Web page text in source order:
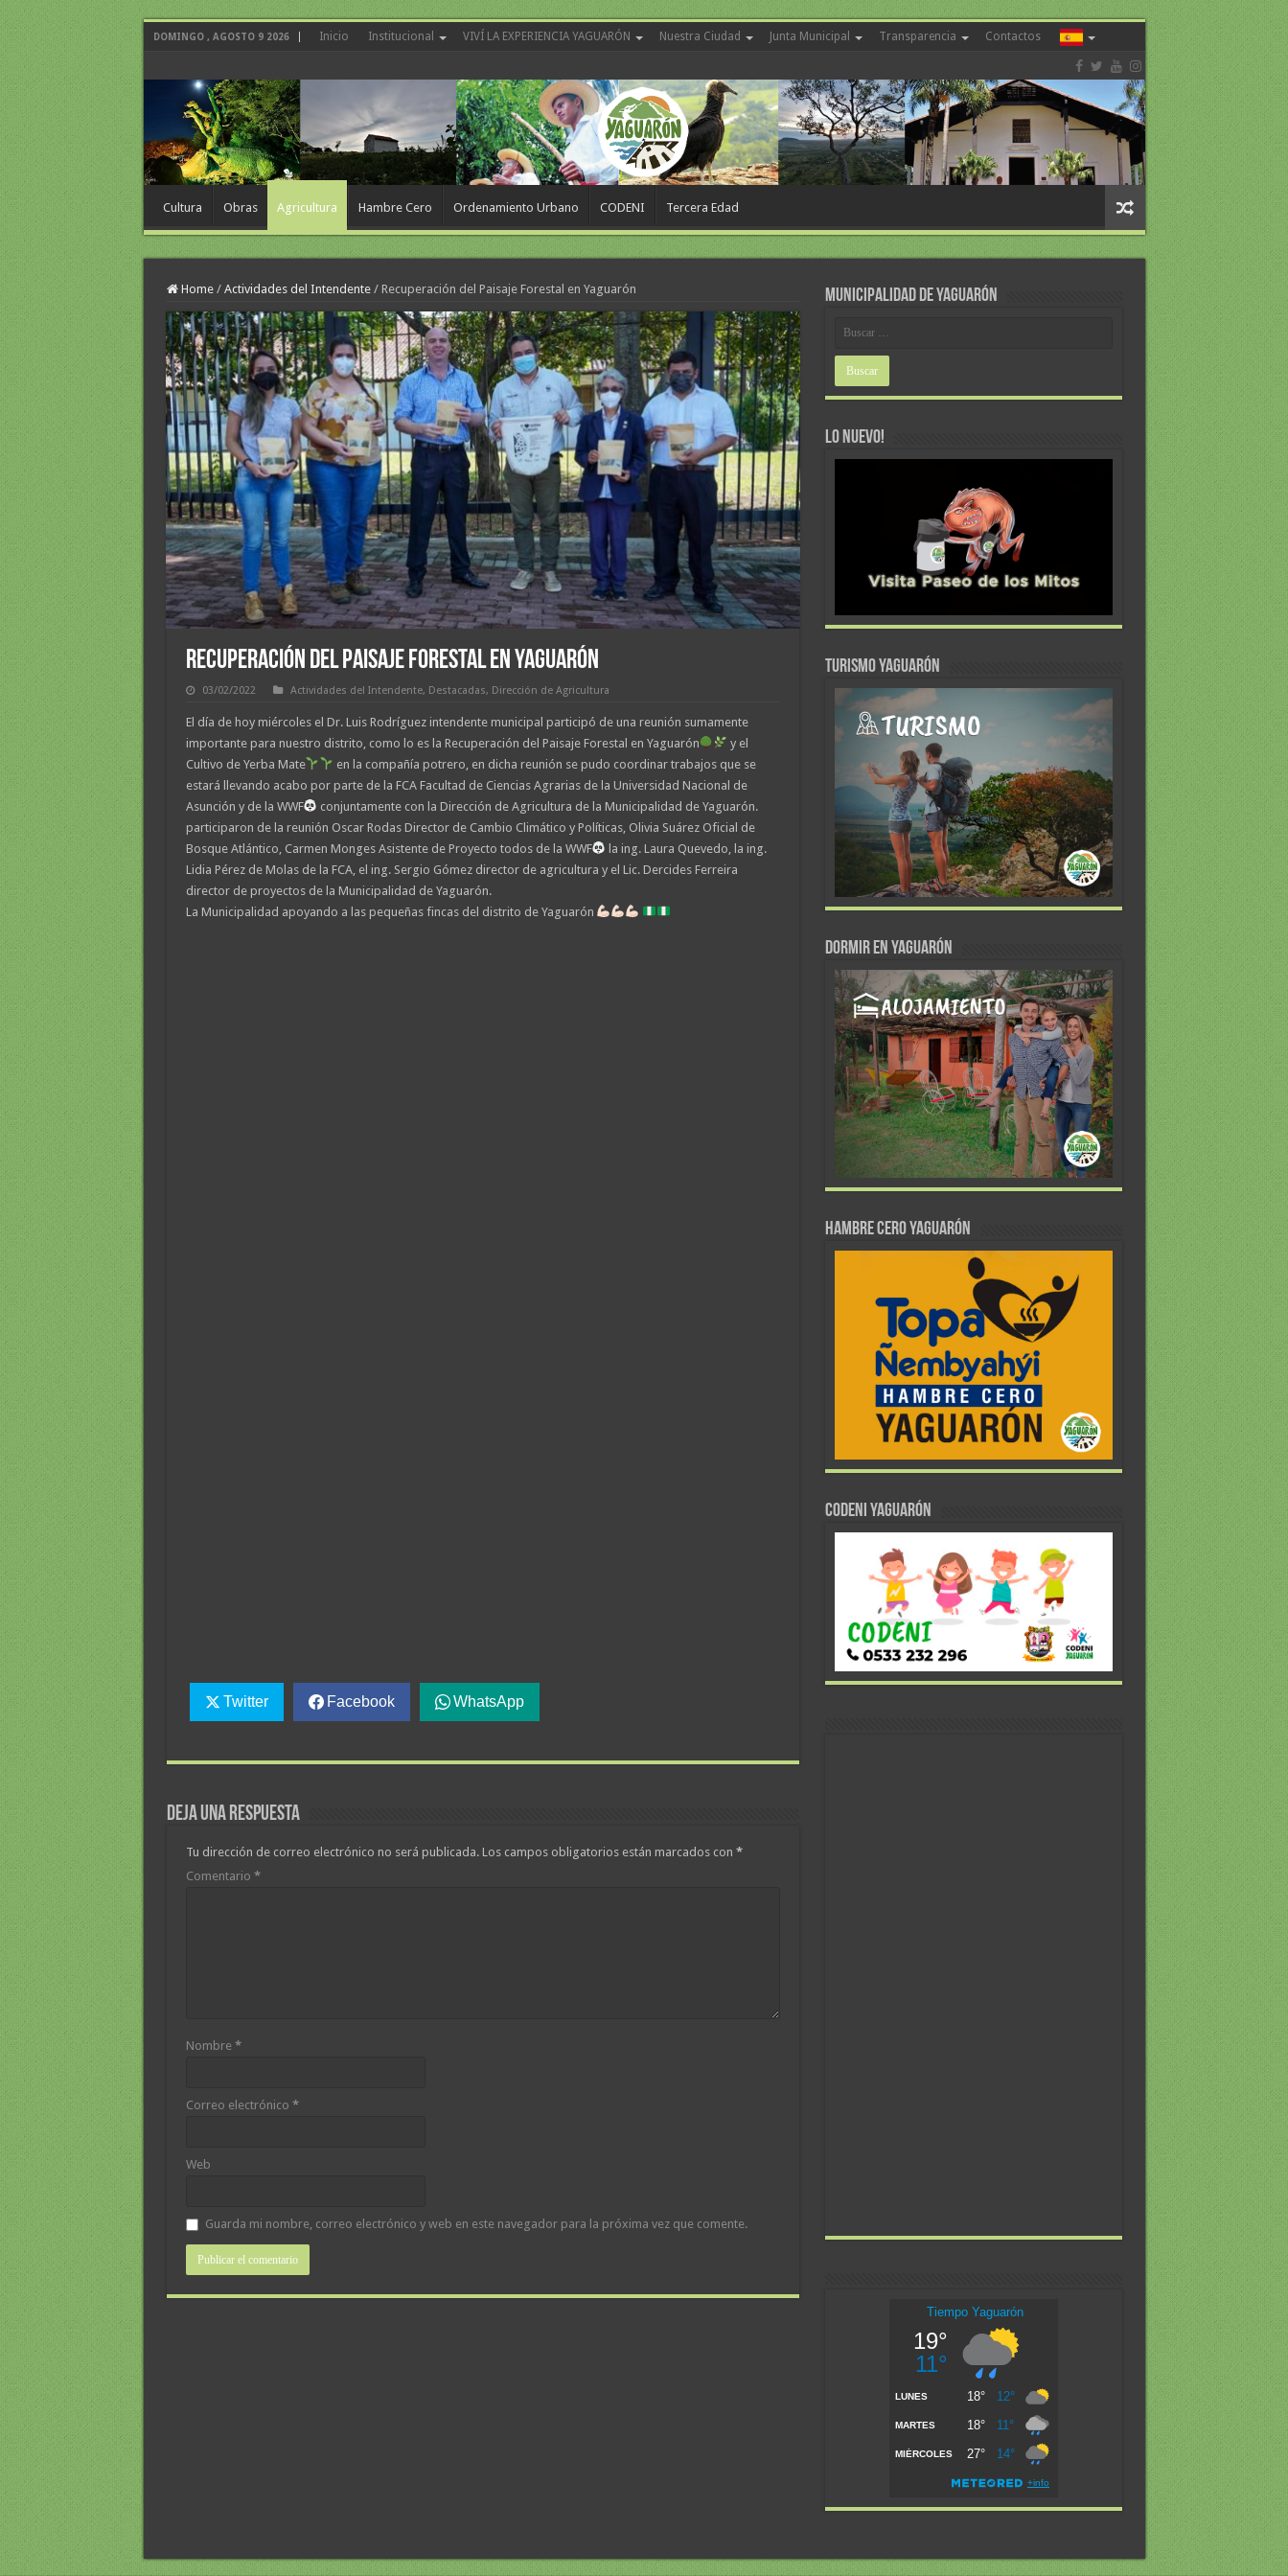
DOMINGO , AGOSTO 9 2026 Inicio Institucional VIVÍ LA EXPERIENCIA YAGUARÓN Nuestra Ciudad Junta Municipal Transparencia Contactos
Cultura Obras Agricultura Hambre Cero Ordenamiento Urbano CODENI Tercera Edad
Home / Actividades del Intendente / Recuperación del Paisaje Forestal en Yaguarón
Recuperación del Paisaje Forestal en Yaguarón
03/02/2022 Actividades del Intendente, Destacadas, Dirección de Agricultura
El día de hoy miércoles el Dr. Luis Rodríguez intendente municipal participó de una reunión sumamente
importante para nuestro distrito, como lo es la Recuperación del Paisaje Forestal en Yaguarón
y el
Cultivo de Yerba Mate
en la compañía potrero, en dicha reunión se pudo coordinar trabajos que se
estará llevando acabo por parte de la FCA Facultad de Ciencias Agrarias de la Universidad Nacional de
Asunción y de la WWF
conjuntamente con la Dirección de Agricultura de la Municipalidad de Yaguarón.
participaron de la reunión Oscar Rodas Director de Cambio Climático y Políticas, Olivia Suárez Oficial de
Bosque Atlántico, Carmen Monges Asistente de Proyecto todos de la WWF
la ing. Laura Quevedo, la ing.
Lidia Pérez de Molas de la FCA, el ing. Sergio Gómez director de agricultura y el Lic. Dercides Ferreira
director de proyectos de la Municipalidad de Yaguarón.
La Municipalidad apoyando a las pequeñas fincas del distrito de Yaguarón
Twitter Facebook WhatsApp
Deja una respuesta
Tu dirección de correo electrónico no será publicada. Los campos obligatorios están marcados con *
Comentario *
Nombre *
Correo electrónico *
Web
Guarda mi nombre, correo electrónico y web en este navegador para la próxima vez que comente.
MUNICIPALIDAD DE YAGUARÓN
LO NUEVO!
TURISMO YAGUARÓN
DORMIR EN YAGUARÓN
Hambre Cero Yaguarón
CODENI YAGUARÓN